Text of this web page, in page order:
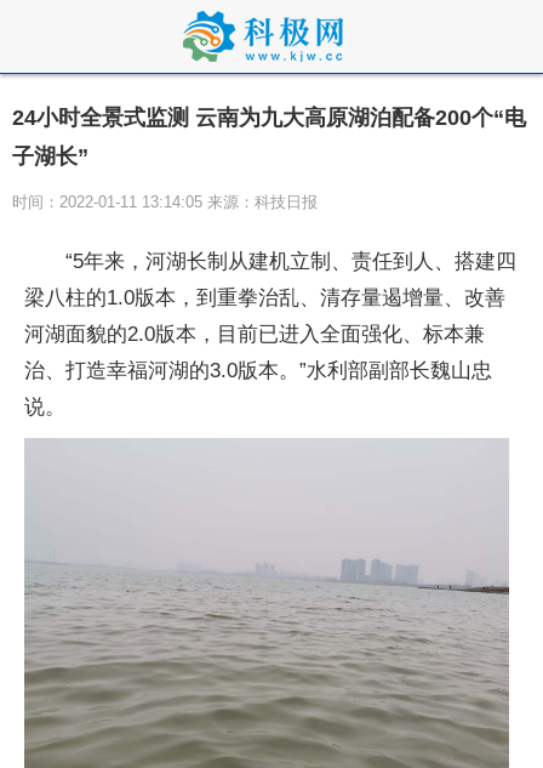
24小时全景式监测 云南为九大高原湖泊配备200个“电
子湖长”
时间：2022-01-11 13:14:05 来源：科技日报
“5年来，河湖长制从建机立制、责任到人、搭建四
梁八柱的1.0版本，到重拳治乱、清存量遏增量、改善
河湖面貌的2.0版本，目前已进入全面强化、标本兼
治、打造幸福河湖的3.0版本。”水利部副部长魏山忠
说。